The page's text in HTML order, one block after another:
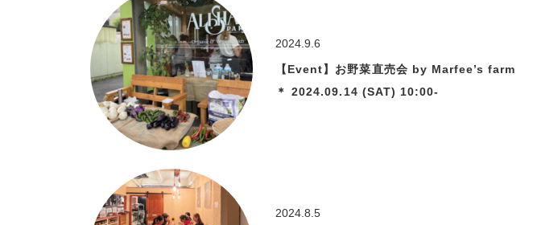
2024.9.6
【Event】お野菜直売会 by Marfee’s farm
＊ 2024.09.14 (SAT) 10:00-
2024.8.5